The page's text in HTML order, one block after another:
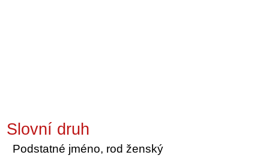
Slovní druh
Podstatné jméno, rod ženský